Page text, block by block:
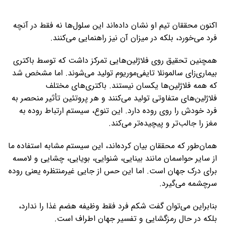
اکنون محققان تیم او نشان داده‌اند این سلول‌ها نه فقط در آنچه
فرد می‌خورد، بلکه در میزان آن نیز راهنمایی می‌کنند.
همچنین تحقیق روی فلاژلین‌هایی تمرکز داشت که توسط باکتری
بیماری‌زای سالمونلا تایفی‌موریوم تولید می‌شوند. اما مشخص شد
که همه فلاژلین‌ها یکسان نیستند. باکتری‌های مختلف
فلاژلین‌های متفاوتی تولید می‌کنند و هر پروتئین تأثیر منحصر به
فرد خودش را روی روده دارد. این تنوع، سیستم ارتباط روده به
مغز را جالب‌تر و پیچیده‌تر می‌کند.
همان‌طور که محققان بیان کرده‌اند، این سیستم مشابه استفاده ما
از سایر حواسمان مانند بینایی، شنوایی، بویایی، چشایی و لامسه
برای درک جهان است. اما این حس از جایی غیرمنتظره یعنی روده
سرچشمه می‌گیرد.
بنابراین می‌توان گفت شکم فرد فقط وظیفه هضم غذا را ندارد،
بلکه در حال رمزگشایی و تفسیر جهان اطراف است.